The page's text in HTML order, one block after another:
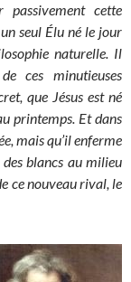
passivement cette
seul Élu né le jour
naturelle. Il
ces minutieuses
que Jésus est né
printemps. Et dans
mais qu’il enferme
blancs au milieu
ce nouveau rival, le